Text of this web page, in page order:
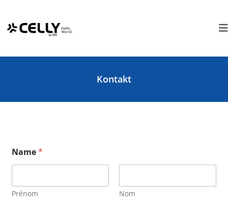
springen
Kontakt
Name*
Prénom Nom